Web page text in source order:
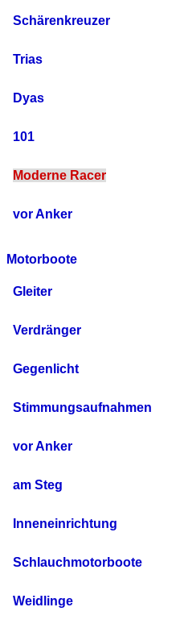
Schärenkreuzer
Trias
Dyas
101
Moderne Racer
vor Anker
Motorboote
Gleiter
Verdränger
Gegenlicht
Stimmungsaufnahmen
vor Anker
am Steg
Inneneinrichtung
Schlauchmotorboote
Weidlinge